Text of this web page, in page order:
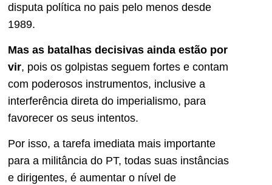
disputa política no pais pelo menos desde
1989.
Mas as batalhas decisivas ainda estão por
vir, pois os golpistas seguem fortes e contam
com poderosos instrumentos, inclusive a
interferência direta do imperialismo, para
favorecer os seus intentos.
Por isso, a tarefa imediata mais importante
para a militância do PT, todas suas instâncias
e dirigentes, é aumentar o nível de